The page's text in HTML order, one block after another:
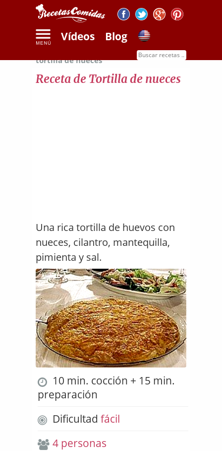
Vídeos Blog
Receta de
tortilla de nueces
Receta de Tortilla de nueces
Una rica tortilla de huevos con
nueces, cilantro, mantequilla,
pimienta y sal.
10 min. cocción + 15 min.
preparación
Dificultad fácil
4 personas